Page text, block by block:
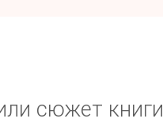
сюжет книги